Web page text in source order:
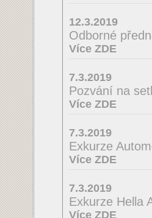
12.3.2019
Odborné
Více ZDE
7.3.2019
Pozvání na
Více ZDE
7.3.2019
Exkurze
Více ZDE
7.3.2019
Exkurze Hella
Více ZDE